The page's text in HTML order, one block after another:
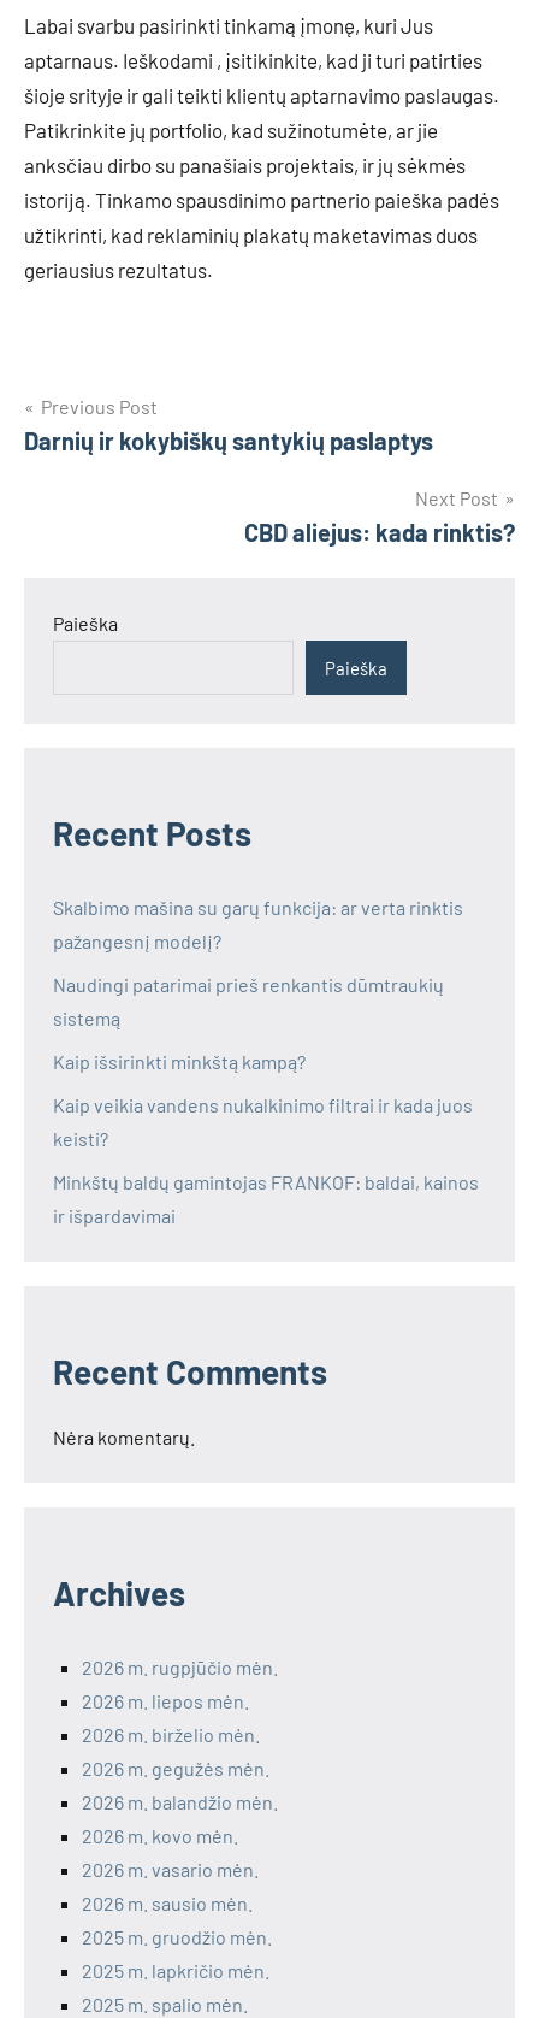
Labai svarbu pasirinkti tinkamą įmonę, kuri Jus
aptarnaus. Ieškodami , įsitikinkite, kad ji turi patirties
šioje srityje ir gali teikti klientų aptarnavimo paslaugas.
Patikrinkite jų portfolio, kad sužinotumėte, ar jie
anksčiau dirbo su panašiais projektais, ir jų sėkmės
istoriją. Tinkamo spausdinimo partnerio paieška padės
užtikrinti, kad reklaminių plakatų maketavimas duos
geriausius rezultatus.
Navigacija
tarp
Previous Post
Darnių ir kokybiškų santykių paslaptys
Next Post
CBD aliejus: kada rinktis?
Paieška
Paieška
Recent Posts
Skalbimo mašina su garų funkcija: ar verta rinktis
pažangesnį modelį?
Naudingi patarimai prieš renkantis dūmtraukių
sistemą
Kaip išsirinkti minkštą kampą?
Kaip veikia vandens nukalkinimo filtrai ir kada juos
keisti?
Minkštų baldų gamintojas FRANKOF: baldai, kainos
ir išpardavimai
Recent Comments
Nėra komentarų.
Archives
2026 m. rugpjūčio mėn.
2026 m. liepos mėn.
2026 m. birželio mėn.
2026 m. gegužės mėn.
2026 m. balandžio mėn.
2026 m. kovo mėn.
2026 m. vasario mėn.
2026 m. sausio mėn.
2025 m. gruodžio mėn.
2025 m. lapkričio mėn.
2025 m. spalio mėn.